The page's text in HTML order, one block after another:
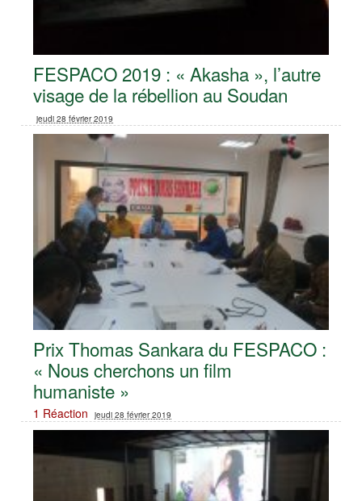
FESPACO 2019 : « Akasha », l’autre
visage de la rébellion au Soudan
jeudi 28 février 2019
Prix Thomas Sankara du FESPACO :
« Nous cherchons un film
humaniste »
1 Réaction jeudi 28 février 2019